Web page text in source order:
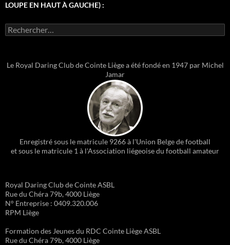
LOUPE EN HAUT À GAUCHE) :
Rechercher :
Le Royal Daring Club de Cointe Liège a été fondé en 1947 par Michel
Jamar
Enregistré sous le matricule 9266 à l'Union Belge de football
et sous le matricule 1 à l'Association liégeoise du football amateur
Royal Daring Club de Cointe ASBL
Rue du Chéra 79b, 4000 Liège
N° Entreprise : 0409.320.006
RPM Liège
Formation des Jeunes du RDC Cointe Liège ASBL
Rue du Chéra 79b, 4000 Liège